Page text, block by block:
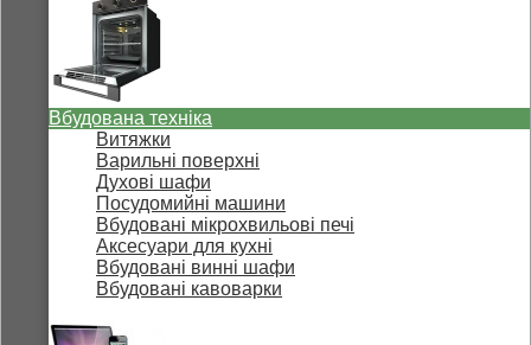
Вбудована техніка
Витяжки
Варильні поверхні
Духові шафи
Посудомийні машини
Вбудовані мікрохвильові печі
Аксесуари для кухні
Вбудовані винні шафи
Вбудовані кавоварки